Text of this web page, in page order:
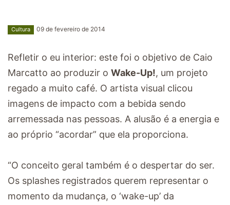
Cultura 09 de fevereiro de 2014
Refletir o eu interior: este foi o objetivo de Caio
Marcatto ao produzir o Wake-Up!, um projeto
regado a muito café. O artista visual clicou
imagens de impacto com a bebida sendo
arremessada nas pessoas. A alusão é a energia e
ao próprio “acordar” que ela proporciona.
“O conceito geral também é o despertar do ser.
Os splashes registrados querem representar o
momento da mudança, o ‘wake-up’ da